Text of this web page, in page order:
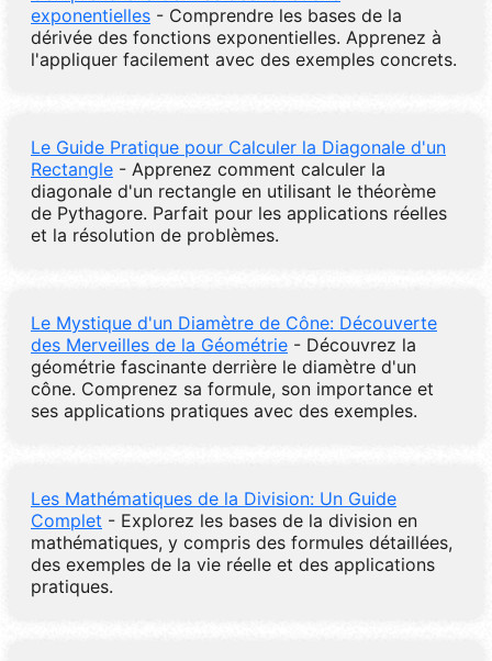
exponentielles - Comprendre les bases de la
dérivée des fonctions exponentielles. Apprenez à
l'appliquer facilement avec des exemples concrets.
Le Guide Pratique pour Calculer la Diagonale d'un
Rectangle - Apprenez comment calculer la
diagonale d'un rectangle en utilisant le théorème
de Pythagore. Parfait pour les applications réelles
et la résolution de problèmes.
Le Mystique d'un Diamètre de Cône: Découverte
des Merveilles de la Géométrie - Découvrez la
géométrie fascinante derrière le diamètre d'un
cône. Comprenez sa formule, son importance et
ses applications pratiques avec des exemples.
Les Mathématiques de la Division: Un Guide
Complet - Explorez les bases de la division en
mathématiques, y compris des formules détaillées,
des exemples de la vie réelle et des applications
pratiques.